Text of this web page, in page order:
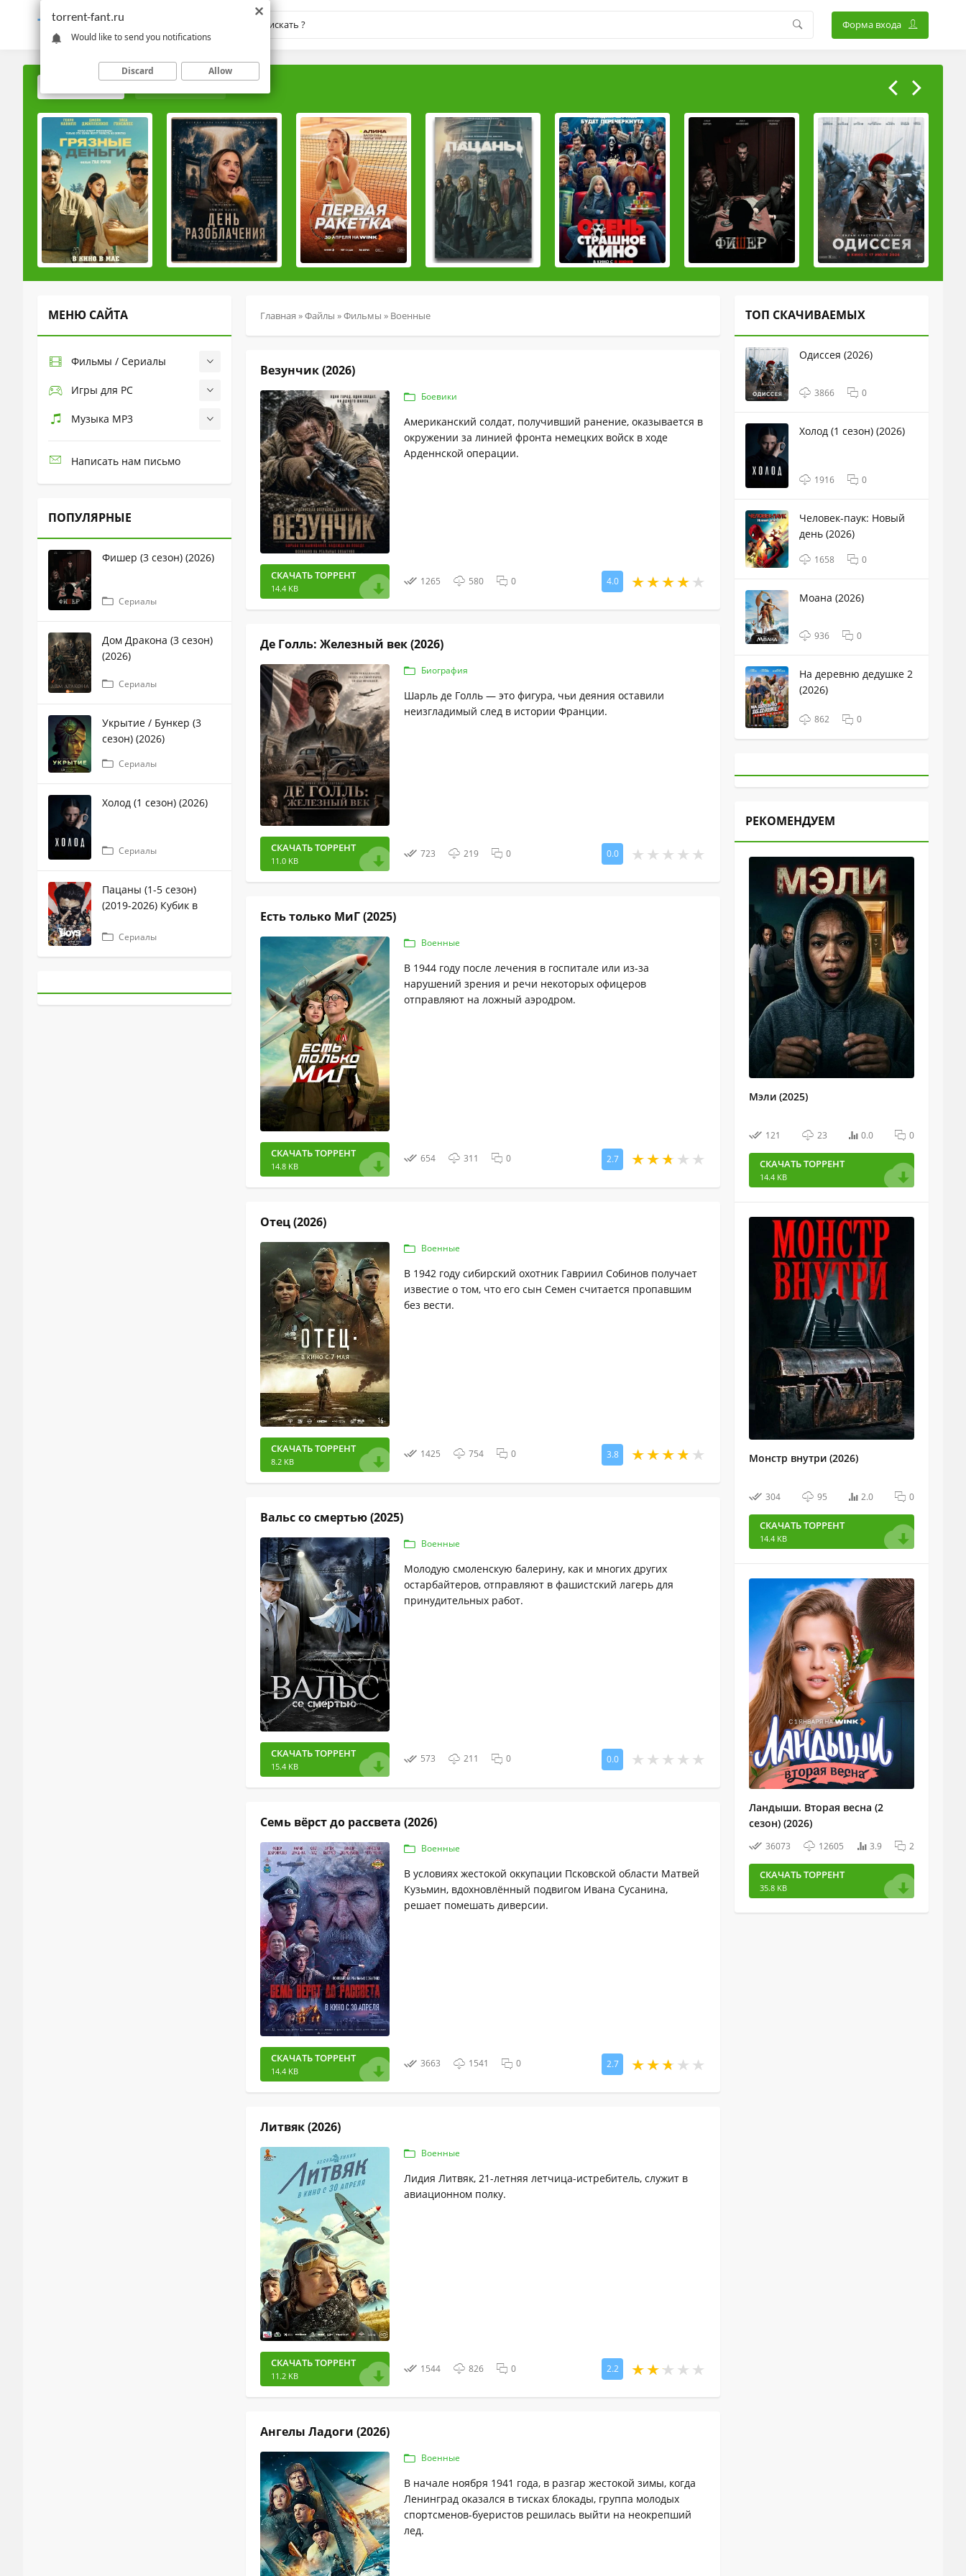
TORRENT-FANT.RU Форма входа
МЕНЮ САЙТА
Фильмы / Сериалы
Игры для PC
Музыка MP3
Написать нам письмо
ПОПУЛЯРНЫЕ
Фишер (3 сезон) (2026)
Сериалы
Дом Дракона (3 сезон)
(2026)
Сериалы
Укрытие / Бункер (3
сезон) (2026)
Сериалы
Холод (1 сезон) (2026)
Сериалы
Пацаны (1-5 сезон)
(2019-2026) Кубик в
Сериалы
Главная »Файлы »Фильмы » Военные
Везунчик (2026)
СКАЧАТЬ ТОРРЕНТ
14.4 KB
Боевики
Американский солдат, получивший ранение, оказывается в
окружении за линией фронта немецких войск в ходе
Арденнской операции.
1265 580 0 4.0
Де Голль: Железный век (2026)
СКАЧАТЬ ТОРРЕНТ
11.0 KB
Биография
Шарль де Голль — это фигура, чьи деяния оставили
неизгладимый след в истории Франции.
723 219 0 0.0
Есть только МиГ (2025)
СКАЧАТЬ ТОРРЕНТ
14.8 KB
Военные
В 1944 году после лечения в госпитале или из-за
нарушений зрения и речи некоторых офицеров
отправляют на ложный аэродром.
654 311 0 2.7
Отец (2026)
СКАЧАТЬ ТОРРЕНТ
8.2 KB
Военные
В 1942 году сибирский охотник Гавриил Собинов получает
известие о том, что его сын Семен считается пропавшим
без вести.
1425 754 0 3.8
Вальс со смертью (2025)
СКАЧАТЬ ТОРРЕНТ
15.4 KB
Военные
Молодую смоленскую балерину, как и многих других
остарбайтеров, отправляют в фашистский лагерь для
принудительных работ.
573 211 0 0.0
Семь вёрст до рассвета (2026)
СКАЧАТЬ ТОРРЕНТ
14.4 KB
Военные
В условиях жестокой оккупации Псковской области Матвей
Кузьмин, вдохновлённый подвигом Ивана Сусанина,
решает помешать диверсии.
3663 1541 0 2.7
Литвяк (2026)
СКАЧАТЬ ТОРРЕНТ
11.2 KB
Военные
Лидия Литвяк, 21-летняя летчица-истребитель, служит в
авиационном полку.
1544 826 0 2.2
Ангелы Ладоги (2026)
Военные
В начале ноября 1941 года, в разгар жестокой зимы, когда
Ленинград оказался в тисках блокады, группа молодых
спортсменов-буеристов решилась выйти на неокрепший
лед.
ТОП СКАЧИВАЕМЫХ
Одиссея (2026)
3866 0
Холод (1 сезон) (2026)
1916 0
Человек-паук: Новый
день (2026)
1658 0
Моана (2026)
936 0
На деревню дедушке 2
(2026)
862 0
РЕКОМЕНДУЕМ
Мэли (2025)
121 23 0.0 0
СКАЧАТЬ ТОРРЕНТ
14.4 KB
Монстр внутри (2026)
304 95 2.0 0
СКАЧАТЬ ТОРРЕНТ
14.4 KB
Ландыши. Вторая весна (2
сезон) (2026)
36073 12605 3.9 2
СКАЧАТЬ ТОРРЕНТ
35.8 KB
torrent-fant.ru
Would like to send you notifications
Discard Allow